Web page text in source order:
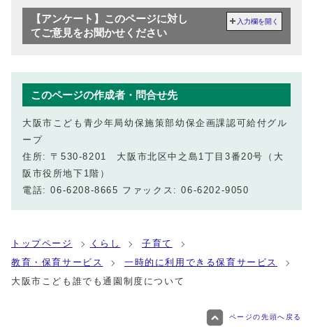
【アンケート】このページに対し
てご意見をお聞かせください
入力欄を開く
このページの作成者・問合せ先
大阪市こども青少年局幼保施策部幼保企画課認可給付グル
ープ
住所: 〒530-8201 大阪市北区中之島1丁目3番20号（大
阪市役所地下1階）
電話: 06-6208-8665 ファックス: 06-6202-9050
トップページ くらし
子育て
教育・保育サービス
一時的に利用できる保育サービス
大阪市こども誰でも通園制度について
ページの先頭へ戻る